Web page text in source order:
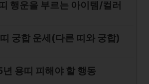
행운을 부르는 아이템/컬러
궁합 운세(다른 띠와 궁합)
용띠 피해야 할 행동